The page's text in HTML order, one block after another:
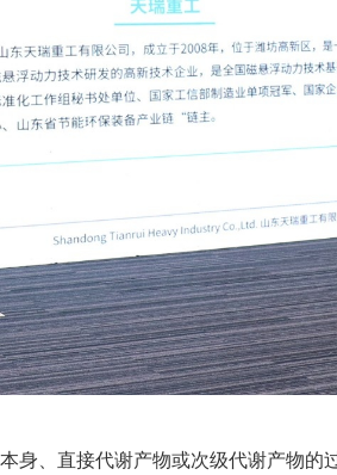
、直接代谢产物或次级代谢产物的